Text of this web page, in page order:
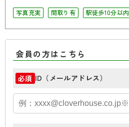
写真充実
間取り有
駅徒歩10分以内
オートロック
角部屋
会員の方はこちら
必須 ID（メールアドレス）